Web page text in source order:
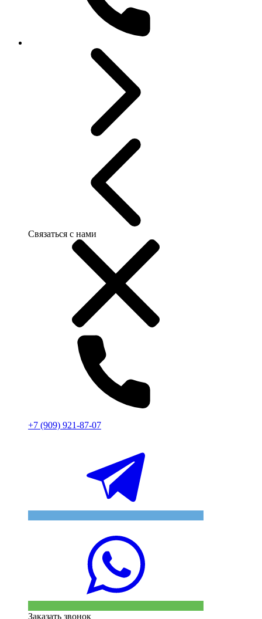
Связаться с нами
+7 (909) 921-87-07
Заказать звонок